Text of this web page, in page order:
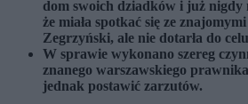
dom swoich dziadków i już nigdy
że miała spotkać się ze
Zegrzyński, ale nie dotarła do
W sprawie wykonano szereg
znanego warszawskiego
jednak postawić zarzutów.